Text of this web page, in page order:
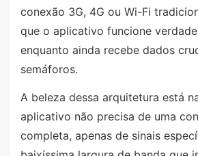
conexão 3G, 4G ou Wi-Fi
que o aplicativo funcione
enquanto ainda recebe dados
semáforos.
A beleza dessa arquitetura está
aplicativo não precisa de uma
completa, apenas de sinais